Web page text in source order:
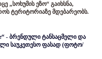
„სოხუმის ეზო“ გაიხსნა,
ტერიტორიაზე მდებარეობს.
- ბრენდული ტანსაცმელი და
საუკეთესო ფასად (ფოტო/